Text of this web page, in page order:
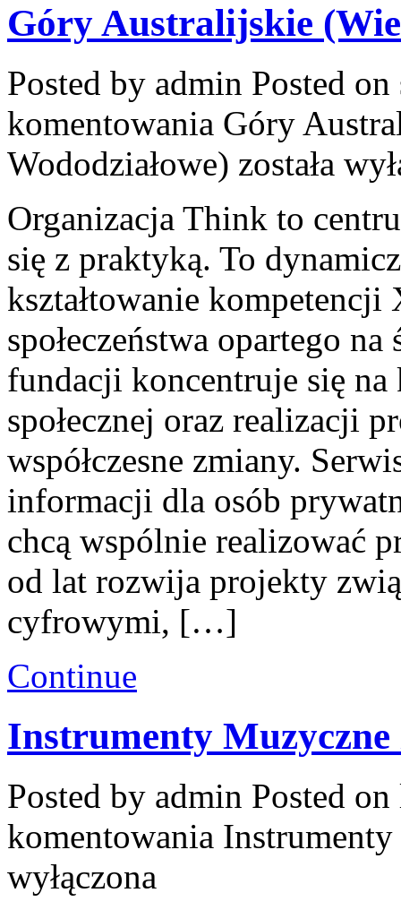
Góry Australijskie
Posted by admin Posted
komentowania Góry
Wododziałowe) została
Organizacja Think to
się z praktyką. To
kształtowanie
społeczeństwa opartego
fundacji koncentruje się
społecznej oraz realizacji
współczesne zmiany.
informacji dla osób
chcą wspólnie realizować
od lat rozwija projekty
cyfrowymi, […]
Continue
Instrumenty Muzyczne
Posted by admin Posted
komentowania
wyłączona